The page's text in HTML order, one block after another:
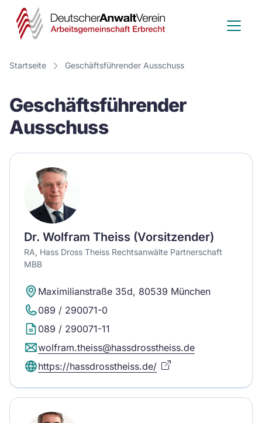
Deutscher
Anwalt
Verein
Startseite Geschäftsführender Ausschuss
Geschäftsführender
Ausschuss
Dr. Wolfram Theiss (Vorsitzender)
RA, Hass Dross Theiss Rechtsanwälte Partnerschaft
MBB
Maximilianstraße 35d, 80539 München
089 / 290071-0
089 / 290071-11
wolfram.theiss@hassdrosstheiss.de
https://hassdrosstheiss.de/